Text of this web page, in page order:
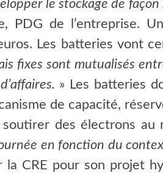
le stockage de
PDG de l’entreprise.
Les batteries vont
fixes sont mutualisés
» Les batteries
de capacité,
des électrons au
en fonction du
la CRE pour son projet